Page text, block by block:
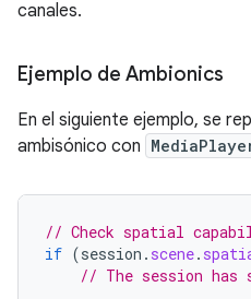
canales.
Ejemplo de Ambionics
En el siguiente ejemplo, se
ambisónico con
// Check spatial
if (session . scene.
// The session